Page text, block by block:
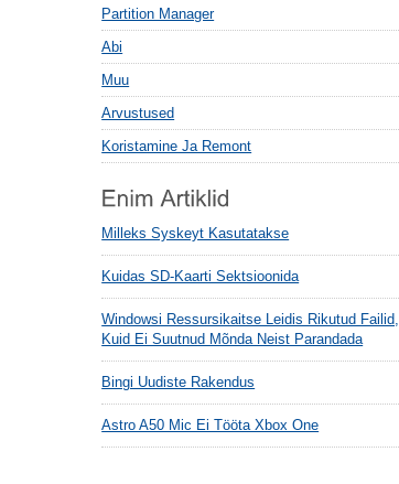
Partition Manager
Abi
Muu
Arvustused
Koristamine Ja Remont
Milleks Syskeyt Kasutatakse
Kuidas SD-Kaarti Sektsioonida
Windowsi Ressursikaitse Leidis Rikutud Failid,
Kuid Ei Suutnud Mõnda Neist Parandada
Bingi Uudiste Rakendus
Astro A50 Mic Ei Tööta Xbox One